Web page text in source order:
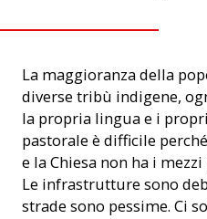
La maggioranza della
diverse tribù indigene,
la propria lingua e i
pastorale è difficile
e la Chiesa non ha i
Le infrastrutture sono
strade sono pessime. Ci